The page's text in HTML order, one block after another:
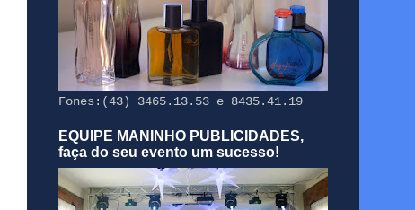
Fones:(43) 3465.13.53 e 8435.41.19
EQUIPE MANINHO PUBLICIDADES,
faça do seu evento um sucesso!